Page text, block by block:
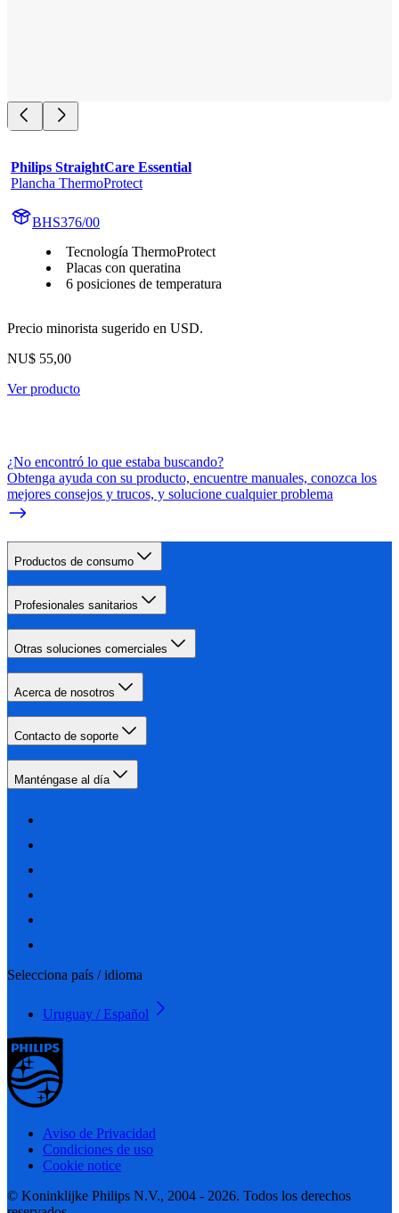
Philips StraightCare Essential
Plancha ThermoProtect
BHS376/00
Tecnología ThermoProtect
Placas con queratina
6 posiciones de temperatura
Precio minorista sugerido en USD.
NU$ 55,00
Ver producto
¿No encontró lo que estaba buscando?
Obtenga ayuda con su producto, encuentre manuales, conozca los
mejores consejos y trucos, y solucione cualquier problema
Productos de consumo
Profesionales sanitarios
Otras soluciones comerciales
Acerca de nosotros
Contacto de soporte
Manténgase al día
Selecciona país / idioma
Uruguay / Español
Aviso de Privacidad
Condiciones de uso
Cookie notice
© Koninklijke Philips N.V., 2004 - 2026. Todos los derechos